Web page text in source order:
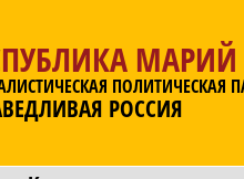
МАРИЙ
ПОЛИТИЧЕСКАЯ
РОССИЯ